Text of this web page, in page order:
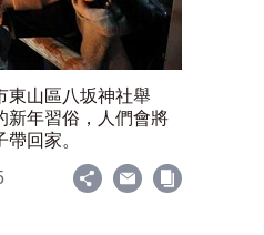
東山區八坂神社舉
新年習俗，人們會將
回家。